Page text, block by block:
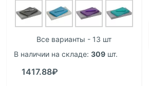
Все варианты - 13 шт
В наличии на складе: 309 шт.
1417.88₽